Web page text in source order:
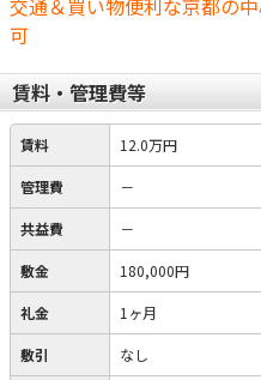
交通＆買い物便利な京都
可
賃料・管理費等
賃料 12.0万円
管理費 －
共益費 －
敷金 180,000円
礼金 1ヶ月
敷引 なし